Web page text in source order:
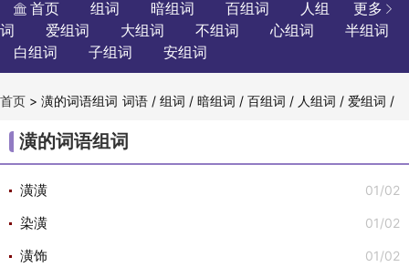
更多 
 首页 组词 暗组词 百组词
人组
词
爱组词 大组词 不组词 心组词
半组词
白组词
子组词 安组词
词语 /组词 /暗组词 /百组词 / 人组词 /爱组词 /
词
首页 > 潢的词语组词
潢的词语组词
01/02
潢潢
01/02
染潢
01/02
潢饰